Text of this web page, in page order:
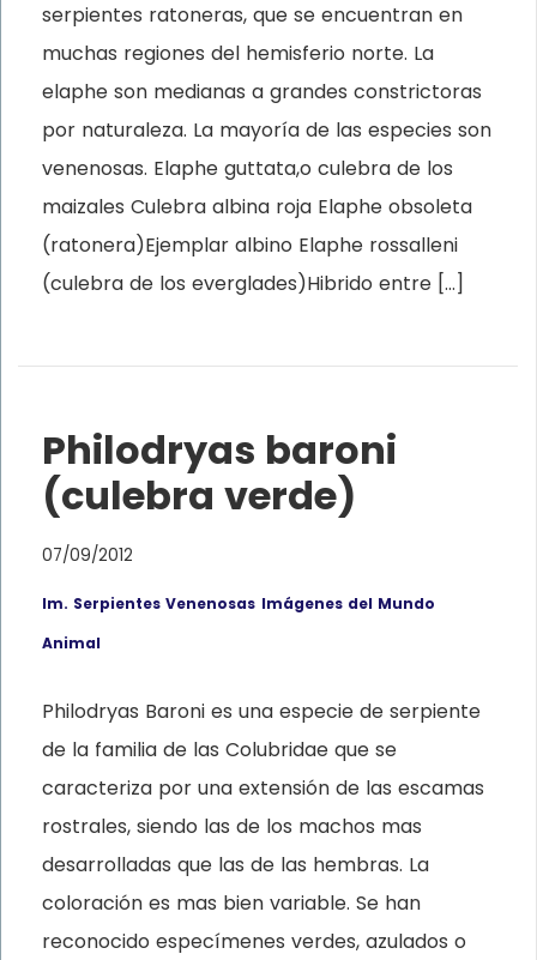
serpientes ratoneras, que se encuentran en
muchas regiones del hemisferio norte. La
elaphe son medianas a grandes constrictoras
por naturaleza. La mayoría de las especies son
venenosas. Elaphe guttata,o culebra de los
maizales Culebra albina roja Elaphe obsoleta
(ratonera)Ejemplar albino Elaphe rossalleni
(culebra de los everglades)Hibrido entre […]
Philodryas baroni
(culebra verde)
07/09/2012
Im. Serpientes Venenosas Imágenes del Mundo
Animal
Philodryas Baroni es una especie de serpiente
de la familia de las Colubridae que se
caracteriza por una extensión de las escamas
rostrales, siendo las de los machos mas
desarrolladas que las de las hembras. La
coloración es mas bien variable. Se han
reconocido especímenes verdes, azulados o